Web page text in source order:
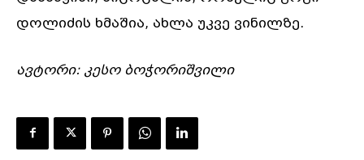
დოლიძის ხმაშია, ახლა უკვე ვინილზე.
ავტორი: კესო ბოჭორიშვილი